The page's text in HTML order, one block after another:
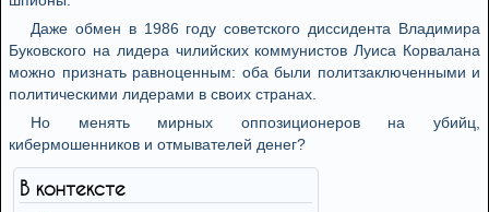
Даже обмен в 1986 году советского диссидента Владимира
Буковского на лидера чилийских коммунистов Луиса Корвалана
можно признать равноценным: оба были политзаключенными и
политическими лидерами в своих странах.
Но менять мирных оппозиционеров на убийц,
кибермошенников и отмывателей денег?
В контексте